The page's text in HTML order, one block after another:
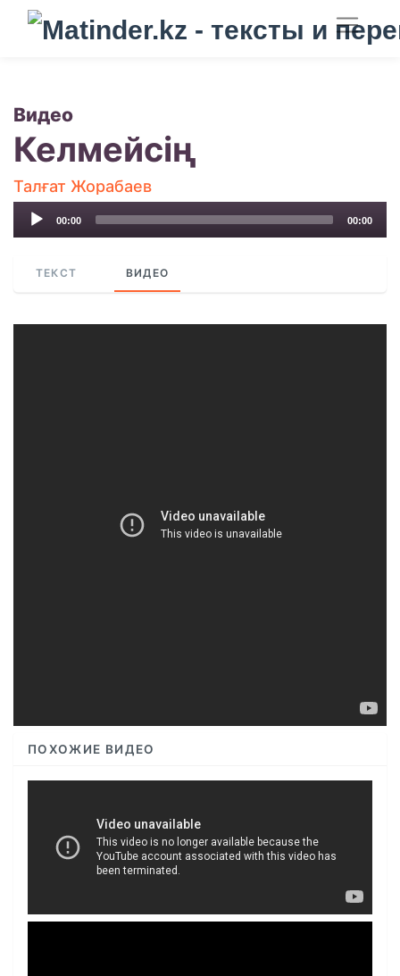
Видео
Келмейсің
Талғат Жорабаев
Audio
00:00 00:00
ТЕКСТ ВИДЕО
ПОХОЖИЕ ВИДЕО